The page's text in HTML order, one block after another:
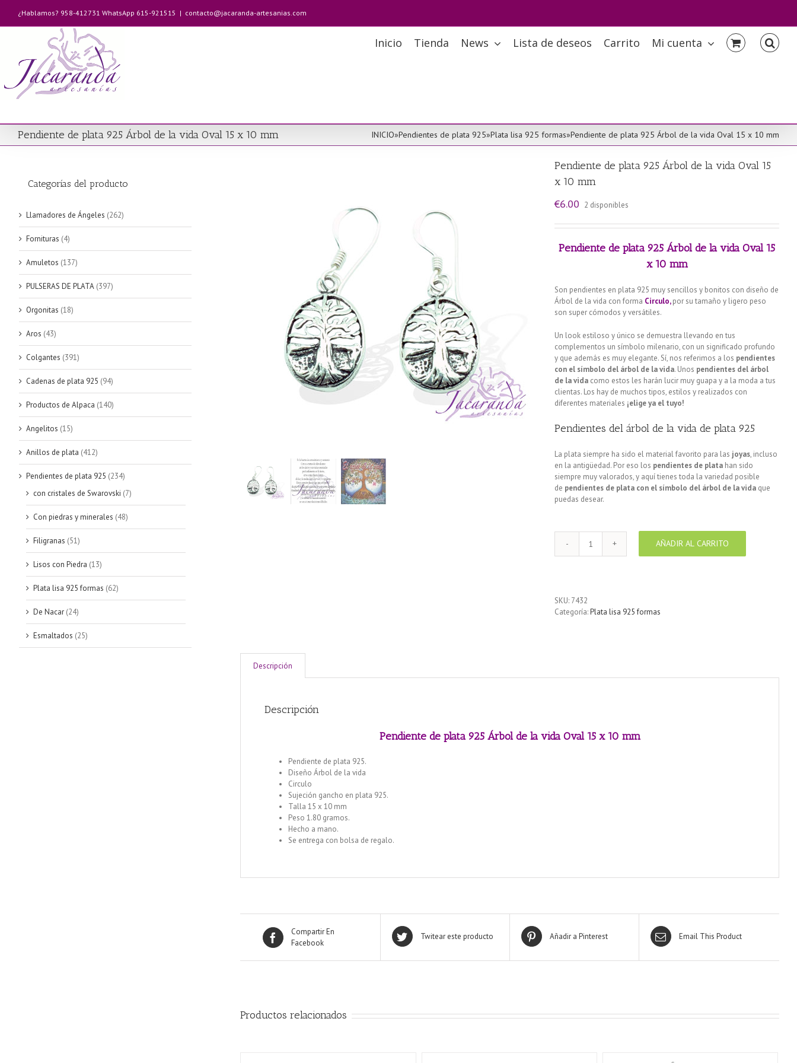
contenido
¿Hablamos? 958-412731 WhatsApp 615-921515 | contacto@jacaranda-artesanias.com
Inicio Tienda News Lista de deseos Carrito Mi cuenta
Pendiente de plata 925 Árbol de la vida Oval 15 x 10 mm INICIO»Pendientes de plata 925»Plata lisa 925 formas»Pendiente de plata 925 Árbol de la vida Oval 15 x 10 mm
Pendiente de plata 925 Árbol de la vida Oval 15
x 10 mm
€6.00 2 disponibles
Pendiente de plata 925 Árbol de la vida Oval 15
x 10 mm
Son pendientes en plata 925 muy sencillos y bonitos con diseño de
Árbol de la vida con forma Circulo, por su tamaño y ligero peso
son super cómodos y versátiles.
Un look estiloso y único se demuestra llevando en tus
complementos un símbolo milenario, con un significado profundo
y que además es muy elegante. Sí, nos referimos a los pendientes
con el símbolo del árbol de la vida. Unos pendientes del árbol
de la vida como estos les harán lucir muy guapa y a la moda a tus
clientas. Los hay de muchos tipos, estilos y realizados con
diferentes materiales ¡elige ya el tuyo!
Pendientes del árbol de la vida de plata 925
La plata siempre ha sido el material favorito para las joyas, incluso
en la antigüedad. Por eso los pendientes de plata han sido
siempre muy valorados, y aquí tienes toda la variedad posible
de pendientes de plata con el símbolo del árbol de la vida que
puedas desear.
Pendiente
de
la
AÑADIR AL CARRITO
SKU: 7432
Categoría:Plata lisa 925 formas
Descripción
Descripción
Pendiente de plata 925 Árbol de la vida Oval 15 x 10 mm
Pendiente de plata 925.
Diseño Árbol de la vida
Circulo
Sujeción gancho en plata 925.
Talla 15 x 10 mm
Peso 1.80 gramos.
Hecho a mano.
Se entrega con bolsa de regalo.
Compartir En
Facebook
Twitear este producto Añadir a Pinterest Email This Product
Productos relacionados
Categorías del producto
Llamadores de Ángeles (262)
Fornituras (4)
Amuletos (137)
PULSERAS DE PLATA (397)
Orgonitas (18)
Aros (43)
Colgantes (391)
Cadenas de plata 925 (94)
Productos de Alpaca (140)
Angelitos (15)
Anillos de plata (412)
Pendientes de plata 925 (234)
con cristales de Swarovski (7)
Con piedras y minerales (48)
Filigranas (51)
Lisos con Piedra (13)
Plata lisa 925 formas (62)
De Nacar (24)
Esmaltados (25)